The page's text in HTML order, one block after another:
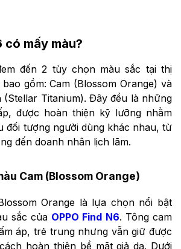
có mấy màu?
đến 2 tùy chọn màu sắc tại thị
gồm: Cam (Blossom Orange) và
(Stellar Titanium). Đây đều là những
được hoàn thiện kỹ lưỡng nhằm
đối tượng người dùng khác nhau, từ
đến doanh nhân lịch lãm.
Cam (Blossom Orange)
Orange là lựa chọn nổi bật
sắc của OPPO Find N6. Tông cam
áp, trẻ trung nhưng vẫn giữ được
hoàn thiện bề mặt giả da. Dưới